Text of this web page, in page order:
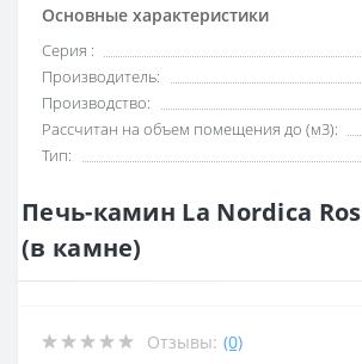
Основные характеристики
Серия :
Производитель:
Производство:
Рассчитан на объем помещения до (м3):
Тип:
Печь-камин La Nordica
(в камне)
Отзывы: (0)